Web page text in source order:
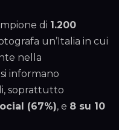
di 1.200
un’Italia in cui
nella
informano
soprattutto
(67%), e 8 su 10